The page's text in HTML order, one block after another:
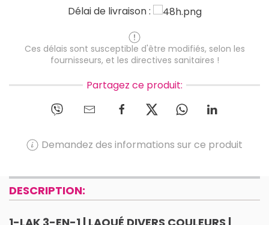
Délai de livraison :
Ces délais sont susceptible d'être modifiés, selon les
fournisseurs, et les directives sanitaires !
Partagez ce produit:
Demandez des informations sur ce produit
DESCRIPTION: